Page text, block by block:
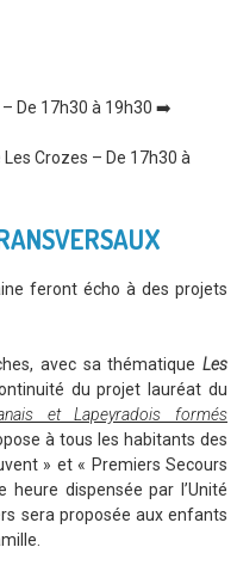
De 17h30 à 19h30 ➡️
Crozes – De 17h30 à
feront écho à des projets
avec sa thématique Les
du projet lauréat du
et Lapeyradois formés
à tous les habitants des
» et « Premiers Secours
heure dispensée par l’Unité
sera proposée aux enfants